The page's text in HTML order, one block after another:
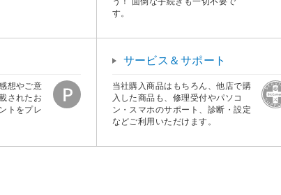
す。
想やご意
されたお
トをプレ
サービス＆サポート
当社購入商品はもちろん、他店で購
入した商品も、修理受付やパソコ
ン・スマホのサポート、診断・設定
などご利用いただけます。